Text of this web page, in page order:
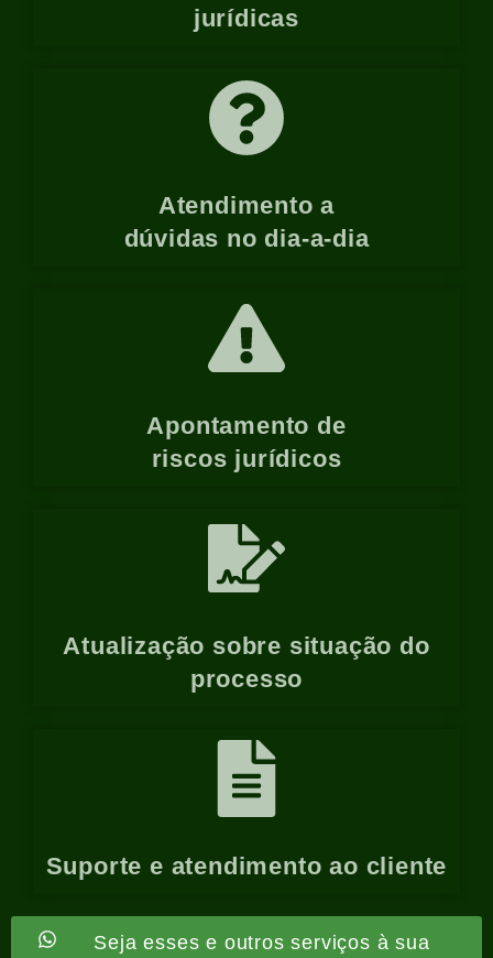
jurídicas
Atendimento a
dúvidas no dia-a-dia
Apontamento de
riscos jurídicos
Atualização sobre situação do
processo
Suporte e atendimento ao cliente
Seja esses e outros serviços à sua